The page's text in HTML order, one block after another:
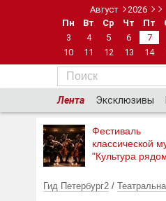
Август
2026
Пн
Вт Ср Чт Пт
3
4 5 6 7
10
11 12 13 14
Лента Эксклюзивы
Фестиваль
классической
"Культура
Гид Петербург2 /